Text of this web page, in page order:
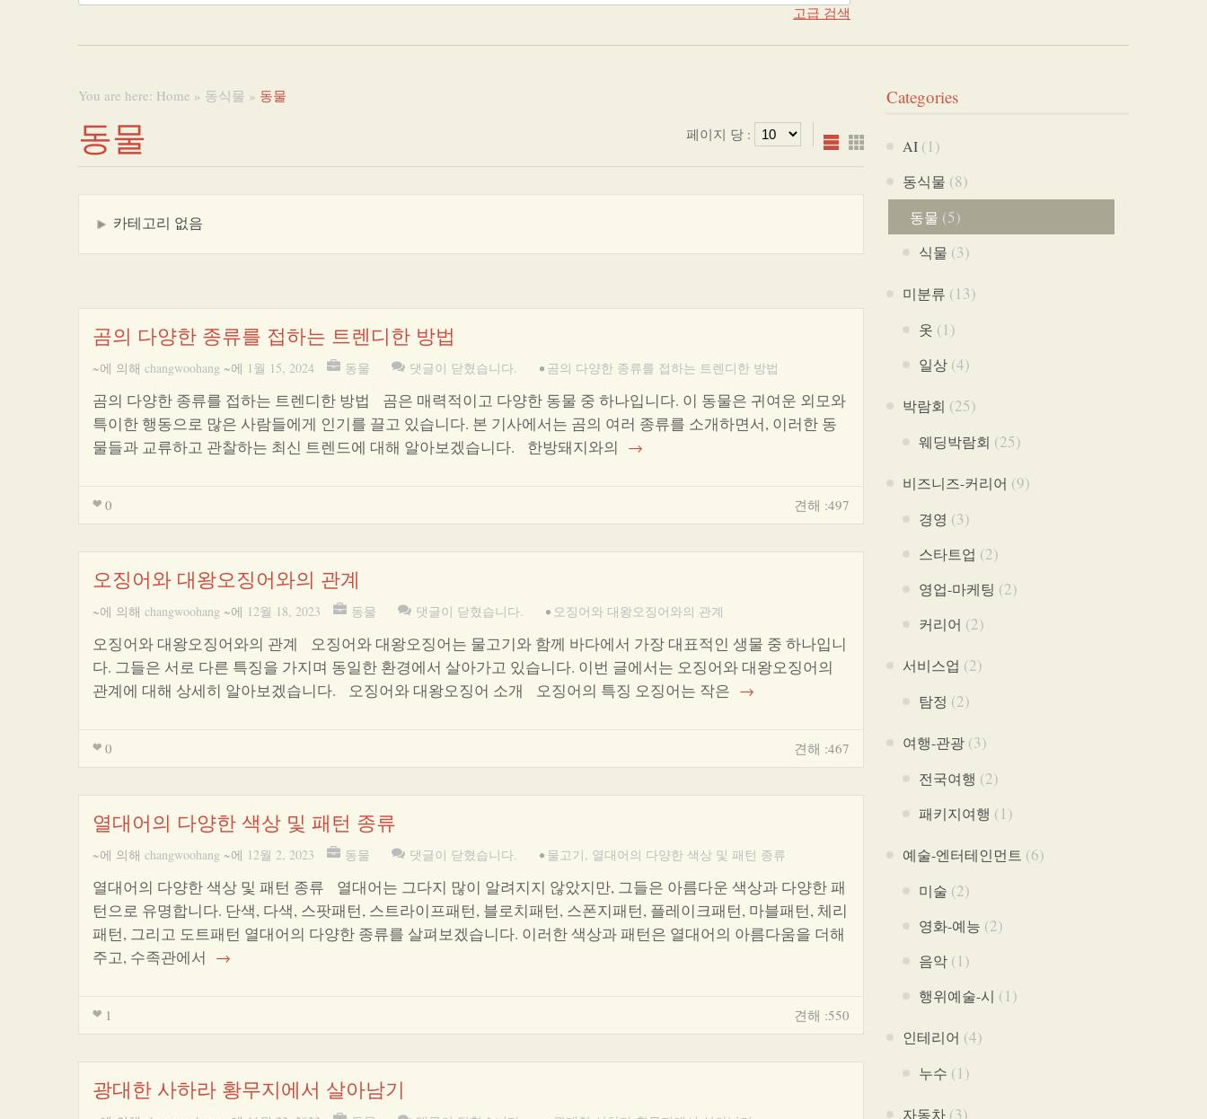
고급 검색
You are here: Home » 동식물 » 동물
동물 페이지 당 :
카테고리 없음
곰의 다양한 종류를 접하는 트렌디한 방법
~에 의해 changwoohang ~에 1월 15, 2024 동물 댓글이 닫혔습니다. • 곰의 다양한 종류를 접하는 트렌디한 방법
곰의 다양한 종류를 접하는 트렌디한 방법 곰은 매력적이고 다양한 동물 중 하나입니다. 이 동물은 귀여운 외모와
특이한 행동으로 많은 사람들에게 인기를 끌고 있습니다. 본 기사에서는 곰의 여러 종류를 소개하면서, 이러한 동
물들과 교류하고 관찰하는 최신 트렌드에 대해 알아보겠습니다. 한방돼지와의 →
0 견해 :497
오징어와 대왕오징어와의 관계
~에 의해 changwoohang ~에 12월 18, 2023 동물 댓글이 닫혔습니다. • 오징어와 대왕오징어와의 관계
오징어와 대왕오징어와의 관계 오징어와 대왕오징어는 물고기와 함께 바다에서 가장 대표적인 생물 중 하나입니
다. 그들은 서로 다른 특징을 가지며 동일한 환경에서 살아가고 있습니다. 이번 글에서는 오징어와 대왕오징어의
관계에 대해 상세히 알아보겠습니다. 오징어와 대왕오징어 소개 오징어의 특징 오징어는 작은 →
0 견해 :467
열대어의 다양한 색상 및 패턴 종류
~에 의해 changwoohang ~에 12월 2, 2023 동물 댓글이 닫혔습니다. • 물고기, 열대어의 다양한 색상 및 패턴 종류
열대어의 다양한 색상 및 패턴 종류 열대어는 그다지 많이 알려지지 않았지만, 그들은 아름다운 색상과 다양한 패
턴으로 유명합니다. 단색, 다색, 스팟패턴, 스트라이프패턴, 블로치패턴, 스폰지패턴, 플레이크패턴, 마블패턴, 체리
패턴, 그리고 도트패턴 열대어의 다양한 종류를 살펴보겠습니다. 이러한 색상과 패턴은 열대어의 아름다움을 더해
주고, 수족관에서 →
1 견해 :550
광대한 사하라 황무지에서 살아남기
Categories
AI (1)
동식물 (8)
동물 (5)
식물 (3)
미분류 (13)
옷 (1)
일상 (4)
박람회 (25)
웨딩박람회 (25)
비즈니즈-커리어 (9)
경영 (3)
스타트업 (2)
영업-마케팅 (2)
커리어 (2)
서비스업 (2)
탐정 (2)
여행-관광 (3)
전국여행 (2)
패키지여행 (1)
예술-엔터테인먼트 (6)
미술 (2)
영화-예능 (2)
음악 (1)
행위예술-시 (1)
인테리어 (4)
누수 (1)
자동차 (3)